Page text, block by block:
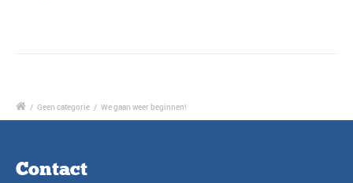
/ Geen categorie / We gaan weer beginnen!
Contact